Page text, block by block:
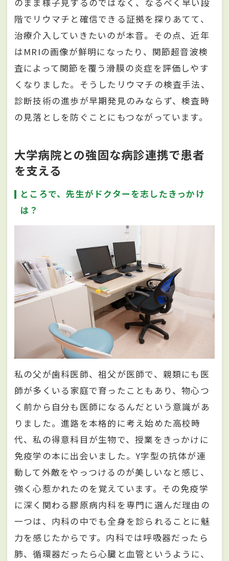
のまま様子見するのではなく、なるべく早い段
階でリウマチと確信できる証拠を探りあてて、
治療介入していきたいのが本音。その点、近年
はMRIの画像が鮮明になったり、関節超音波検
査によって関節を覆う滑膜の炎症を評価しやす
くなりました。そうしたリウマチの検査手法、
診断技術の進歩が早期発見のみならず、検査時
の見落としを防ぐことにもつながっています。
大学病院との強固な病診連携で患者
を支える
ところで、先生がドクターを志したきっかけ
は？
私の父が歯科医師、祖父が医師で、親類にも医
師が多くいる家庭で育ったこともあり、物心つ
く前から自分も医師になるんだという意識があ
りました。進路を本格的に考え始めた高校時
代、私の得意科目が生物で、授業をきっかけに
免疫学の本に出会いました。Y字型の抗体が連
動して外敵をやっつけるのが美しいなと感じ、
強く心惹かれたのを覚えています。その免疫学
に深く関わる膠原病内科を専門に選んだ理由の
一つは、内科の中でも全身を診られることに魅
力を感じたからです。内科では呼吸器だったら
肺、循環器だったら心臓と血管というように、